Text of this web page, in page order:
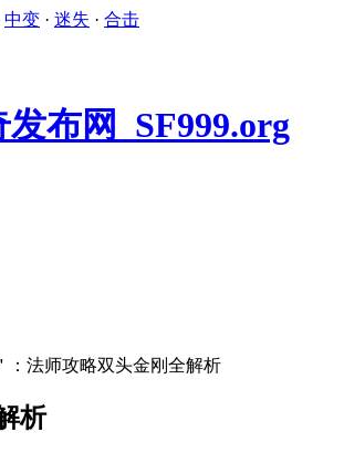
中变 · 迷失 · 合击
：法师攻略双头金刚全解析
析